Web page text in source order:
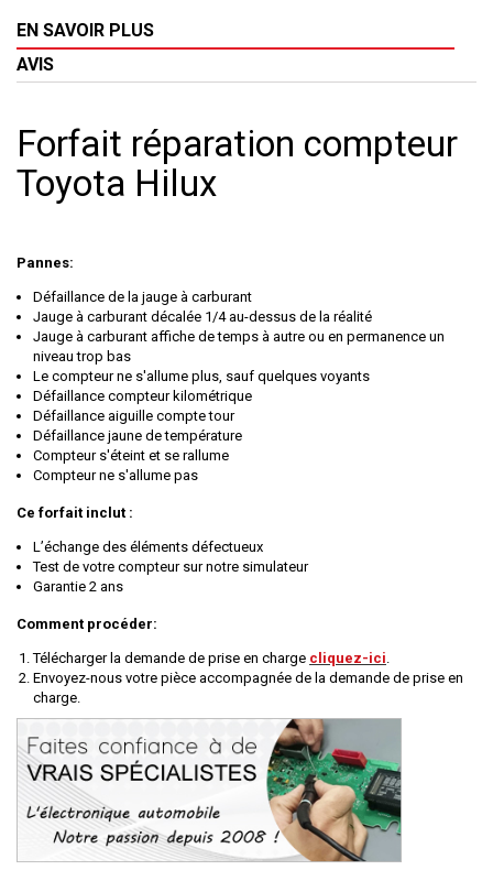
EN SAVOIR PLUS
AVIS
Forfait réparation compteur
Toyota Hilux
Pannes:
Défaillance de la jauge à carburant
Jauge à carburant décalée 1/4 au-dessus de la réalité
Jauge à carburant affiche de temps à autre ou en permanence un
niveau trop bas
Le compteur ne s'allume plus, sauf quelques voyants
Défaillance compteur kilométrique
Défaillance aiguille compte tour
Défaillance jaune de température
Compteur s'éteint et se rallume
Compteur ne s'allume pas
Ce forfait inclut :
L’échange des éléments défectueux
Test de votre compteur sur notre simulateur
Garantie 2 ans
Comment procéder:
Télécharger la demande de prise en charge cliquez-ici.
Envoyez-nous votre pièce accompagnée de la demande de prise en
charge.